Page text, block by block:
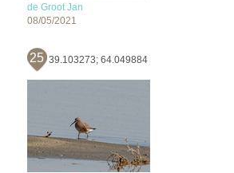
de Groot Jan
08/05/2021
25 39.103273; 64.049884